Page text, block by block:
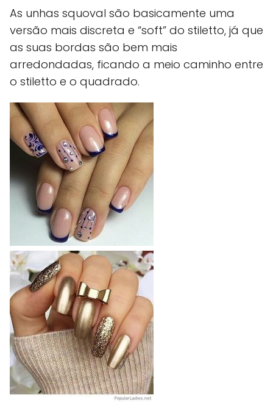
As unhas squoval são basicamente uma
versão mais discreta e “soft” do stiletto, já que
as suas bordas são bem mais
arredondadas, ficando a meio caminho entre
o stiletto e o quadrado.